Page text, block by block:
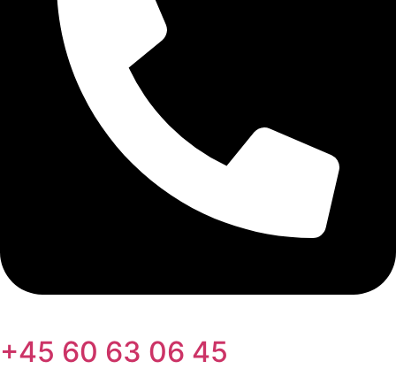
+45 60 63 06 45